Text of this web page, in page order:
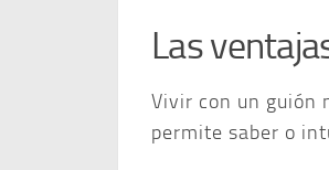
Las
Vivir con un guión
permite saber o